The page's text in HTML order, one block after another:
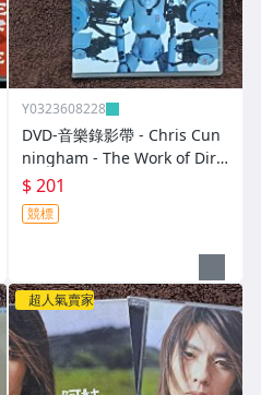
Y0323608228
DVD-音樂錄影帶 - Chris Cun
ningham - The Work of Dire
ctor -2003年美國版 碟片近新
- 201元起標 D497
$ 201
競標
超人氣賣家